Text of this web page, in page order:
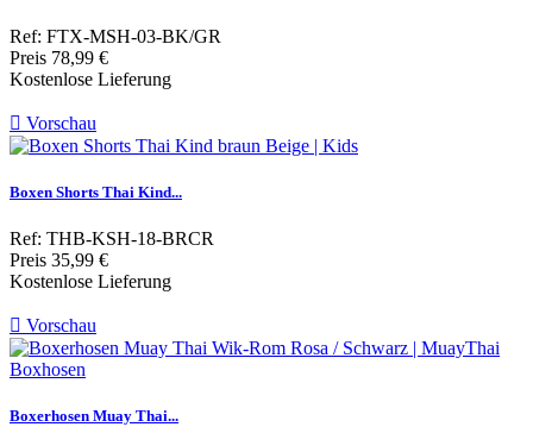
Ref: FTX-MSH-03-BK/GR
Preis 78,99 €
Kostenlose Lieferung
 Vorschau
Boxen Shorts Thai Kind...
Ref: THB-KSH-18-BRCR
Preis 35,99 €
Kostenlose Lieferung
 Vorschau
Boxerhosen Muay Thai...